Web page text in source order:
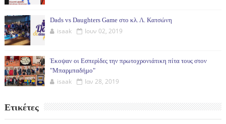
Dads vs Daughters Game στο κλ. Λ. Κατσώνη
isaak Ιουν 02, 2019
Έκοψαν οι Εσπερίδες την πρωτοχρονιάτικη πίτα τους στον
"Μπαρμπαδήμο"
isaak Ιαν 28, 2019
Ετικέτες